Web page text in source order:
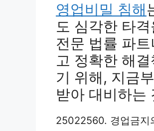
영업비밀 침해
도 심각한 타
전문 법률 파
고 정확한 해
기 위해, 지금
받아 대비하는
25022560. 경업금지